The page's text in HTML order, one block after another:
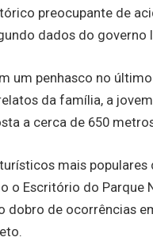
preocupante de
dados do
um penhasco no
da família, a
a cerca de 650
mais
o Escritório do Parque
dobro de ocorrências